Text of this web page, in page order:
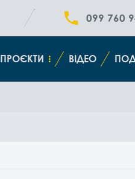
099 760
ПРОЄКТИ ВІДЕО